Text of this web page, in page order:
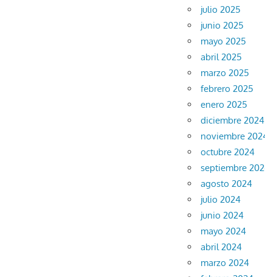
julio 2025
junio 2025
mayo 2025
abril 2025
marzo 2025
febrero 2025
enero 2025
diciembre 2024
noviembre
octubre 2024
septiembre
agosto 2024
julio 2024
junio 2024
mayo 2024
abril 2024
marzo 2024